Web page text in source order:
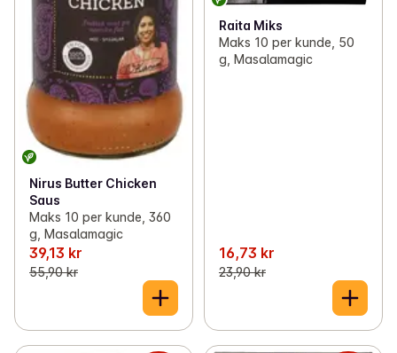
Nirus Butter Chicken
Saus
Maks 10 per kunde, 360
g, Masalamagic
39,13 kr
55,90 kr
Raita Miks
Maks 10 per kunde, 50
g, Masalamagic
16,73 kr
23,90 kr